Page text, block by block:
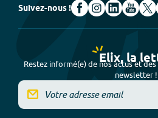
Suivez-nous !
Elix, la
Restez informé(e) de nos actus et
newsletter !